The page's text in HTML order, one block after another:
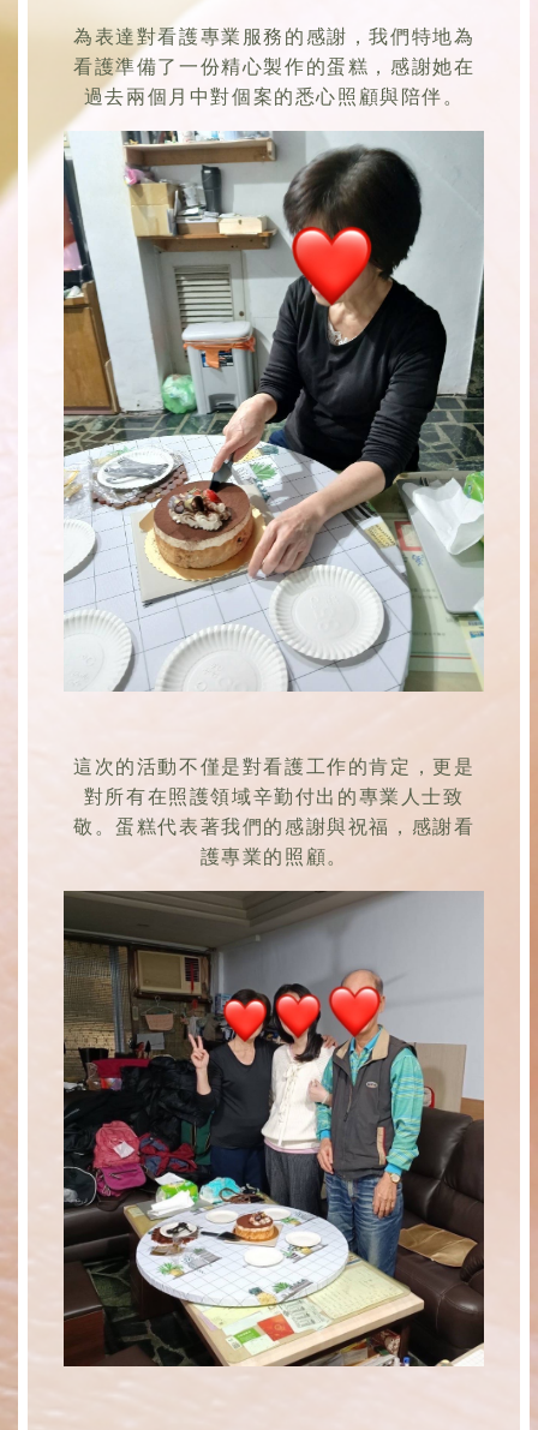
為表達對看護專業服務的感謝，我們特地為
看護準備了一份精心製作的蛋糕，感謝她在
過去兩個月中對個案的悉心照顧與陪伴。
這次的活動不僅是對看護工作的肯定，更是
對所有在照護領域辛勤付出的專業人士致
敬。蛋糕代表著我們的感謝與祝福，感謝看
護專業的照顧。